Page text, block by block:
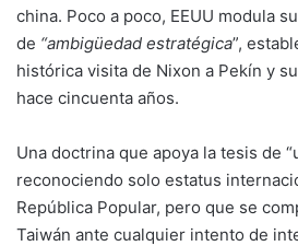
china. Poco a poco, EEUU modula
de “ambigüedad estratégica”,
histórica visita de Nixon a Pekín y
hace cincuenta años.
Una doctrina que apoya la tesis de
reconociendo solo estatus
República Popular, pero que se
Taiwán ante cualquier intento de